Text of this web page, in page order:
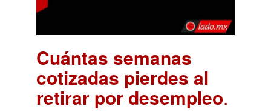
Cuántas semanas
cotizadas pierdes al
retirar por desempleo.